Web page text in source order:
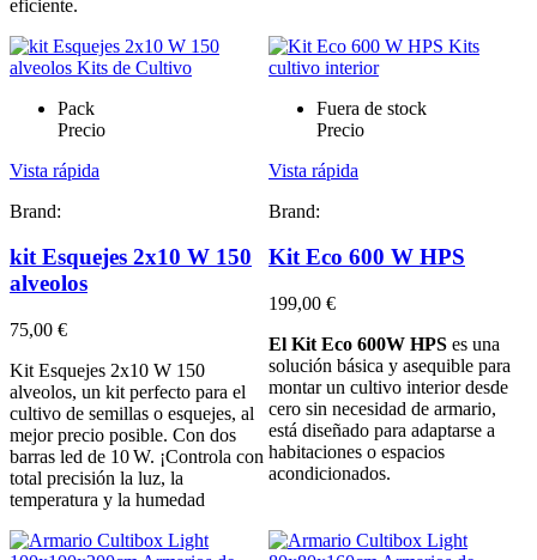
eficiente.
Pack
Precio
Vista rápida
Brand:
kit Esquejes 2x10 W 150
alveolos
75,00 €
Kit Esquejes 2x10 W 150
alveolos, un kit perfecto para el
cultivo de semillas o esquejes, al
mejor precio posible. Con dos
barras led de 10 W. ¡Controla con
total precisión la luz, la
temperatura y la humedad
Fuera de stock
Precio
Vista rápida
Brand:
Kit Eco 600 W HPS
199,00 €
El Kit Eco 600W HPS es una
solución básica y asequible para
montar un cultivo interior desde
cero sin necesidad de armario,
está diseñado para adaptarse a
habitaciones o espacios
acondicionados.